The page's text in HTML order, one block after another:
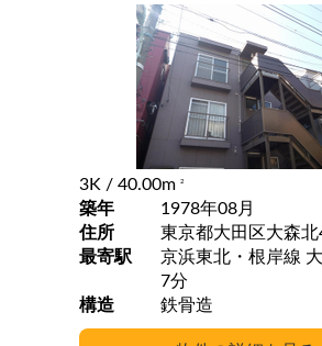
3K / 40.00m 2
築年
1978年08月
住所
東京都大田区大森北
最寄駅
京浜東北・根岸線 大森 駅
7分
構造
鉄骨造